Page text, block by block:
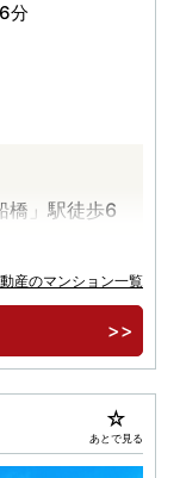
分
橋」駅徒歩6
産のマンション一覧
あとで見る